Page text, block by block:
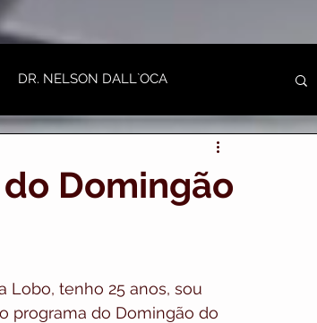
DR. NELSON DALL`OCA
Domingão
Lobo, tenho 25 anos, sou
programa do Domingão do